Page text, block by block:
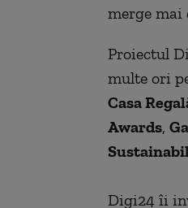
merge mai
Proiectul
multe ori
Casa Regal
Awards,
Digi24 îi